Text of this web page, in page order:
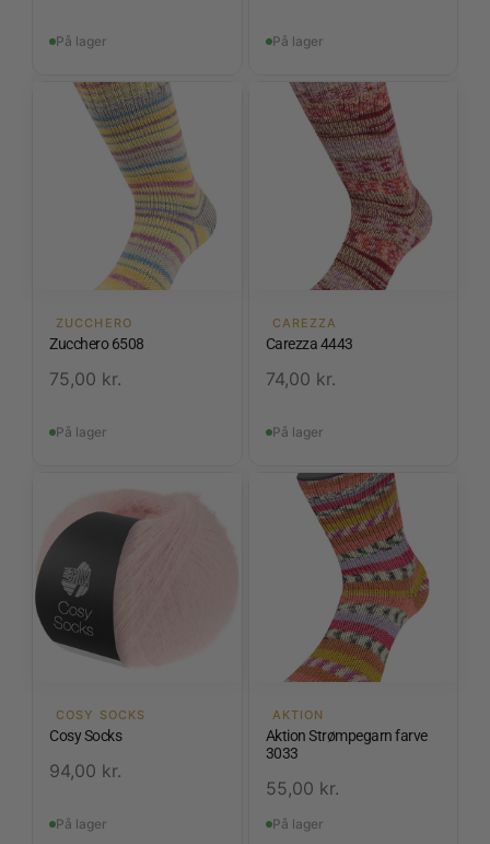
På lager På lager
ZUCCHERO
Zucchero 6508
75,00 kr.
På lager
CAREZZA
Carezza 4443
74,00 kr.
På lager
COSY SOCKS
Cosy Socks
94,00 kr.
På lager
AKTION
Aktion Strømpegarn farve
3033
55,00 kr.
På lager